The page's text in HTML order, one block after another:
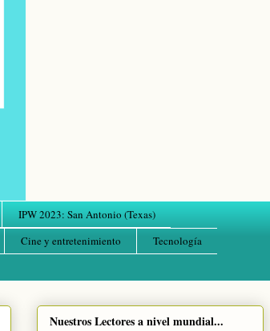
IPW 2023: San Antonio (Texas)
Cine y entretenimiento
Tecnología
Nuestros Lectores a nivel mundial...